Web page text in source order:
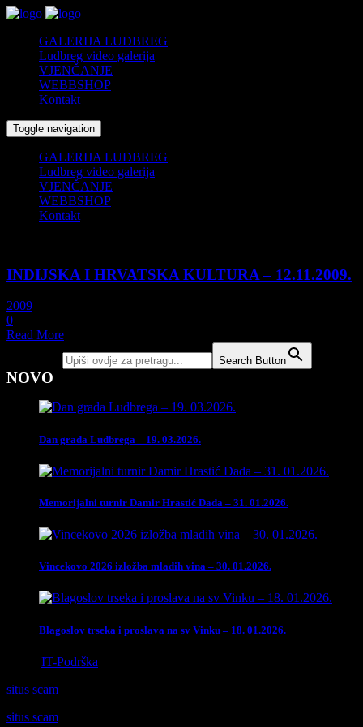
GALERIJA LUDBREG
Ludbreg video galerija
VJENČANJE
WEBBSHOP
Kontakt
Toggle navigation
GALERIJA LUDBREG
Ludbreg video galerija
VJENČANJE
WEBBSHOP
Kontakt
INDIJSKA I HRVATSKA KULTURA – 12.11.2009.
2009
0
Read More
Search Button
NOVO
Dan grada Ludbrega – 19. 03.2026.
Memorijalni turnir Damir Hrastić Dada – 31. 01.2026.
Vincekovo 2026 izložba mladih vina – 30. 01.2026.
Blagoslov trseka i proslava na sv Vinku – 18. 01.2026.
IT-Podrška
situs scam
situs scam